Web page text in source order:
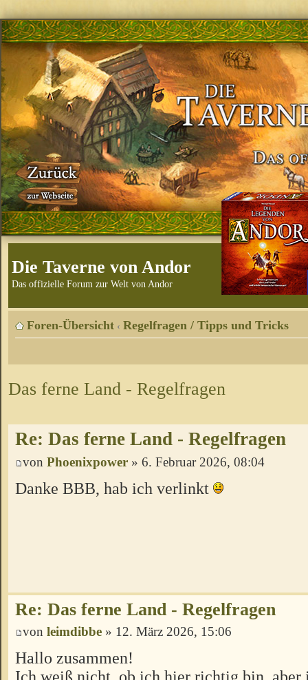
Die Taverne von Andor
Das offizielle Forum zur Welt von Andor
Foren-Übersicht ‹ Regelfragen / Tipps und Tricks
Das ferne Land - Regelfragen
Re: Das ferne Land - Regelfragen
von Phoenixpower » 6. Februar 2026, 08:04
Danke BBB, hab ich verlinkt
Re: Das ferne Land - Regelfragen
von leimdibbe » 12. März 2026, 15:06
Hallo zusammen!
Ich weiß nicht, ob ich hier richtig bin, aber